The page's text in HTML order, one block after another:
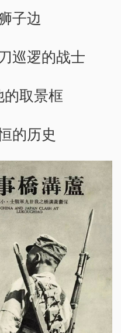
子边
巡逻的战士
取景框
的历史